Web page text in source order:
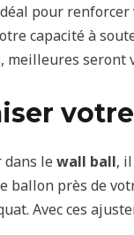
pour
capacité à
meilleures seront
dans le wall ball,
ballon près de
Avec ces